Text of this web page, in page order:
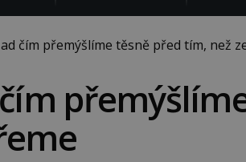
čím přemýšlíme těsně před tím, než